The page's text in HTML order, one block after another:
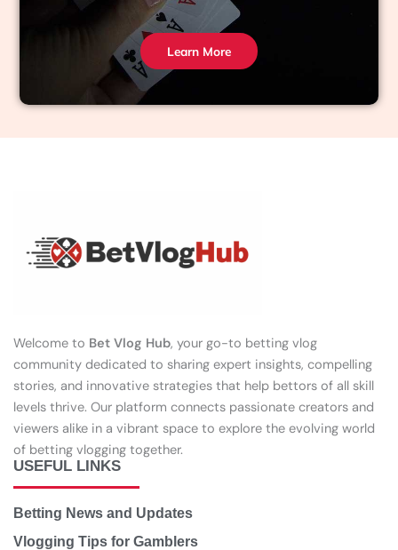
Learn More
Welcome to Bet Vlog Hub, your go-to betting vlog
community dedicated to sharing expert insights, compelling
stories, and innovative strategies that help bettors of all skill
levels thrive. Our platform connects passionate creators and
viewers alike in a vibrant space to explore the evolving world
of betting vlogging together.
USEFUL LINKS
Betting News and Updates
Vlogging Tips for Gamblers